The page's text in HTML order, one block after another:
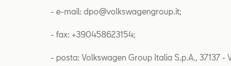
- e-mail: dpo@volkswagengroup.it;
- fax: +390458623154;
- posta: Volkswagen Group Italia S.p.A., 37137 -